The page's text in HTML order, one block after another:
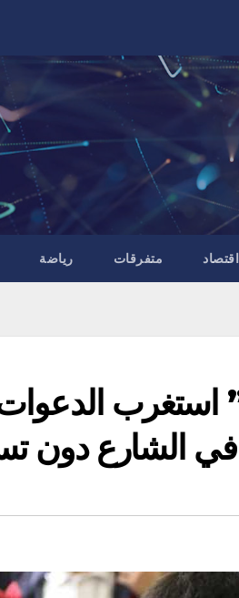
رياضة متفرقات اقتصاد
استغرب
في الشارع دون